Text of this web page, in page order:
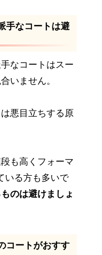
手なコートは避
なコートはスー
いません。
悪目立ちする原
も高くフォーマ
いる方も多いで
のは避けましょ
コートがおすす